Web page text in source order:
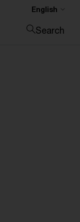
English
Search